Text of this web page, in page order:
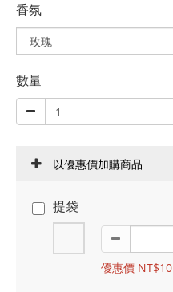
香氛
數量
以優惠價加購商品
提袋
優惠價 NT$10